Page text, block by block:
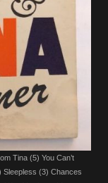
Tina (5) You Can’t
(3) Chances